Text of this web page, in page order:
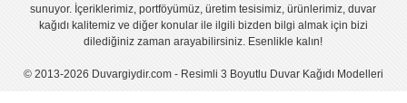
sunuyor. İçeriklerimiz, portföyümüz, üretim tesisimiz, ürünlerimiz, duvar
kağıdı kalitemiz ve diğer konular ile ilgili bizden bilgi almak için bizi
dilediğiniz zaman arayabilirsiniz. Esenlikle kalın!
© 2013-2026 Duvargiydir.com - Resimli 3 Boyutlu Duvar Kağıdı Modelleri